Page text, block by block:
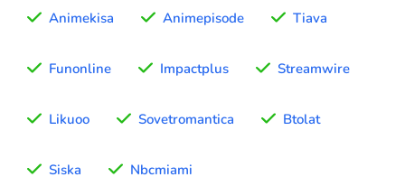
Animekisa Animepisode Tiava
Funonline Impactplus Streamwire
Likuoo Sovetromantica Btolat
Siska Nbcmiami